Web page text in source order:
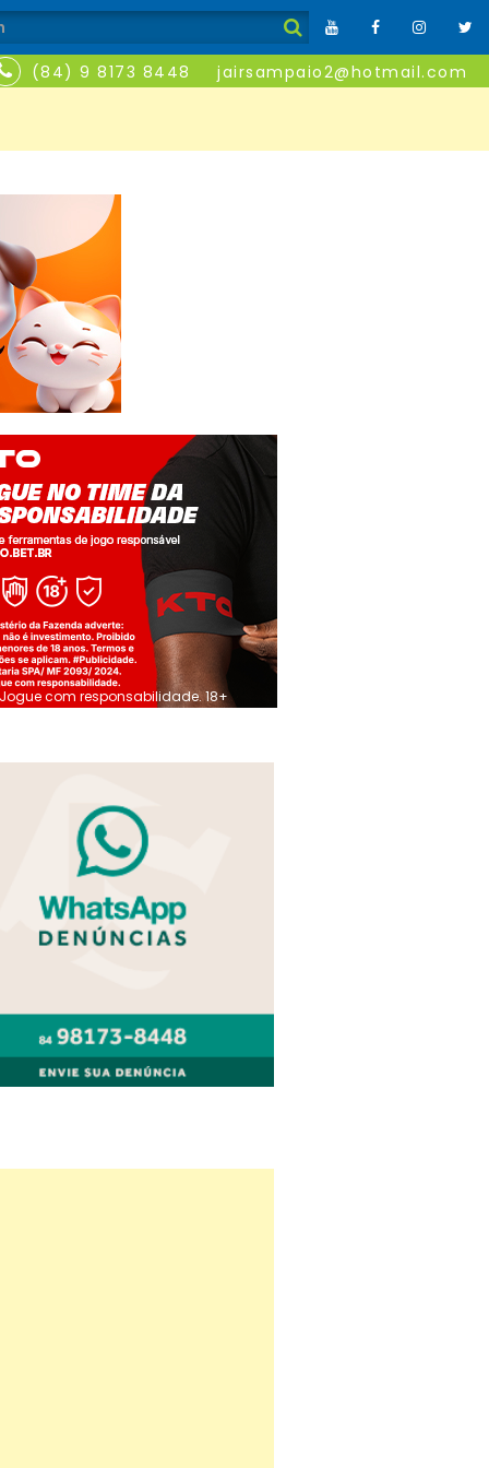
(84) 9 8173 8448 jairsampaio2@hotmail.com
Jogue com responsabilidade. 18+